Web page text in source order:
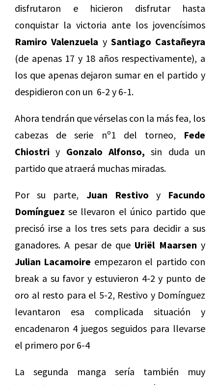
disfrutaron e hicieron disfrutar hasta
conquistar la victoria ante los jovencísimos
Ramiro Valenzuela y Santiago Castañeyra
(de apenas 17 y 18 años respectivamente), a
los que apenas dejaron sumar en el partido y
despidieron con un 6-2 y 6-1.
Ahora tendrán que vérselas con la más fea, los
cabezas de serie nº1 del torneo, Fede
Chiostri y Gonzalo Alfonso, sin duda un
partido que atraerá muchas miradas.
Por su parte, Juan Restivo y Facundo
Domínguez se llevaron el único partido que
precisó irse a los tres sets para decidir a sus
ganadores. A pesar de que Uriël Maarsen y
Julian Lacamoire empezaron el partido con
break a su favor y estuvieron 4-2 y punto de
oro al resto para el 5-2, Restivo y Domínguez
levantaron esa complicada situación y
encadenaron 4 juegos seguidos para llevarse
el primero por 6-4
La segunda manga sería también muy